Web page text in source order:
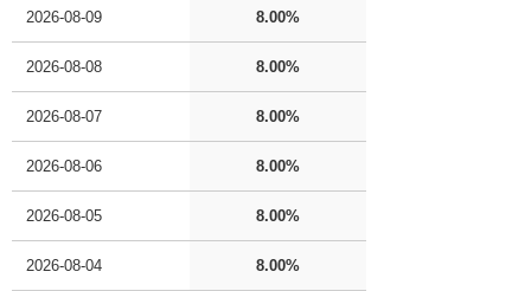
2026-08-09 8.00%
2026-08-08 8.00%
2026-08-07 8.00%
2026-08-06 8.00%
2026-08-05 8.00%
2026-08-04 8.00%